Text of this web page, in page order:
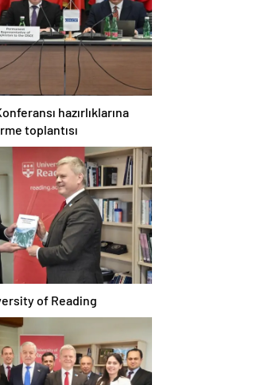
hazırlıklarına
toplantısı
of Reading